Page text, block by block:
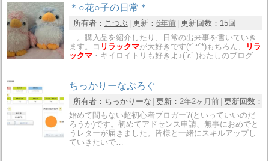
＊○花○子の日常＊
所有者： こつぶ 更新： 6年前 更新回数： 15回
…。購入品を紹介したり、日常の出来事を書いていき
ます。コ リラックマが大好きです(*´꒳`*)もちろん、
リラ
ックマ ・キイロイトリも好きよ♪(´ε` )わたしのブログ…
ちっかりーなぶろぐ
所有者： ちっかりーな 更新： 2年2ヶ月前 更新回数：
始めて間もない超初心者ブロガー?(といっていいのだ
ろうか)です。初めてアドセンス申請、無事におめでと
うレターが届きました。皆様と一緒にスキルアップし
ていきたいで…